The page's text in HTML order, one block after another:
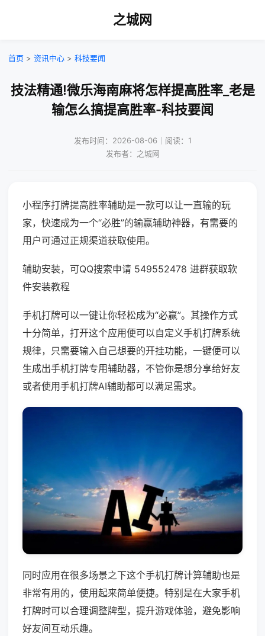
之城网
首页 > 资讯中心 > 科技要闻
技法精通!微乐海南麻将怎样提高胜率_老是
输怎么搞提高胜率-科技要闻
发布时间：2026-08-06｜阅读：1
发布者：之城网
小程序打牌提高胜率辅助是一款可以让一直输的玩
家，快速成为一个“必胜”的输赢辅助神器，有需要的
用户可通过正规渠道获取使用。
辅助安装，可QQ搜索申请 549552478 进群获取软
件安装教程
手机打牌可以一键让你轻松成为“必赢”。其操作方式
十分简单，打开这个应用便可以自定义手机打牌系统
规律，只需要输入自己想要的开挂功能，一键便可以
生成出手机打牌专用辅助器，不管你是想分享给好友
或者使用手机打牌AI辅助都可以满足需求。
同时应用在很多场景之下这个手机打牌计算辅助也是
非常有用的，使用起来简单便捷。特别是在大家手机
打牌时可以合理调整牌型，提升游戏体验，避免影响
好友间互动乐趣。